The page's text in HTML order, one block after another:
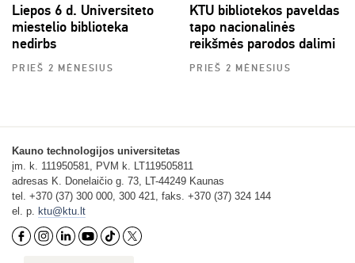
Liepos 6 d. Universiteto
miestelio biblioteka
nedirbs
PRIEŠ 2 MĖNESIUS
KTU bibliotekos paveldas
tapo nacionalinės
reikšmės parodos dalimi
PRIEŠ 2 MĖNESIUS
Kauno technologijos universitetas
įm. k. 111950581, PVM k. LT119505811
adresas K. Donelaičio g. 73, LT-44249 Kaunas
tel. +370 (37) 300 000, 300 421, faks. +370 (37) 324 144
el. p.
ktu@ktu.lt